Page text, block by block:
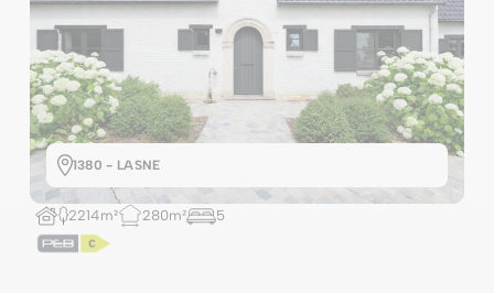
1380 - LASNE
2214m² 280m² 5